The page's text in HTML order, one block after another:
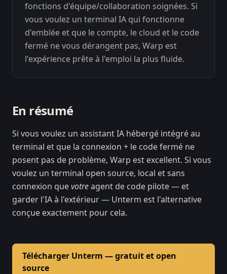
fonctions d'équipe/collaboration soignées. Si
vous voulez un terminal IA qui fonctionne
d'emblée et que le compte, le cloud et le code
fermé ne vous dérangent pas, Warp est
l'expérience prête à l'emploi la plus fluide.
En résumé
Si vous voulez un assistant IA hébergé intégré au
terminal et que la connexion + le code fermé ne
posent pas de problème, Warp est excellent. Si vous
voulez un terminal open source, local et sans
connexion quevotreagent de code pilote — et
garder l'IA à l'extérieur — Unterm est l'alternative
conçue exactement pour cela.
Télécharger Unterm — gratuit et open
source